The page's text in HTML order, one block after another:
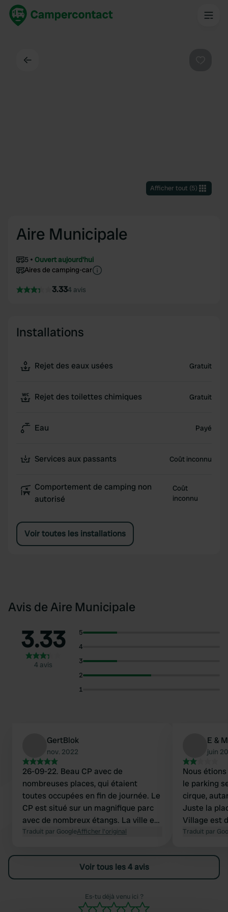
Afficher tout(5)
Aire Municipale
5
Ouvert aujourd'hui
Aires de camping-car
3.334 avis
Installations
Rejet des eaux usées Gratuit
Rejet des toilettes chimiques Gratuit
Eau Payé
Services aux passants Coût inconnu
Comportement de camping non
autorisé
Coût
inconnu
Voir toutes les installations
Avis de Aire Municipale
3.33
4 avis
5
4
3
2
1
GertBlok
nov. 2022
26-09-22. Beau CP avec de
nombreuses places, qui étaient
toutes occupées en fin de journée. Le
CP est situé sur un magnifique parc
avec de nombreux étangs. La ville est
agréable à traverser. Déchargez,
Hautement recommandé. Gert & Syl
Traduit par GoogleAfficher l'original
E & M
juin
Nous
le parking
cirque,
Juste la
Village est
sani à
Finalement
Traduit par
Voir tous les 4 avis
Es-tu déjà venu ici ?